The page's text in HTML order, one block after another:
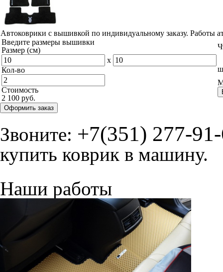
Автоковрики с вышивкой по индивидуальному заказу. Работы
Введите размеры вышивки
Размер (см)
x
Кол-во
Стоимость
2 100 руб.
Оформить заказ
Звоните: +7(351) 277-
купить коврик в машину.
Наши работы